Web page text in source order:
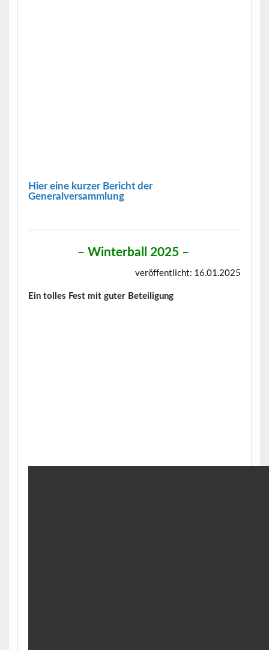
Hier eine kurzer Bericht der
Generalversammlung
– Winterball 2025 –
veröffentlicht: 16.01.2025
Ein tolles Fest mit guter Beteiligung